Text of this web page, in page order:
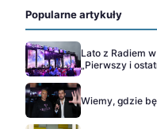
Popularne artykuły
Lato z Radiem
„Pierwszy i
Wiemy, gdzie